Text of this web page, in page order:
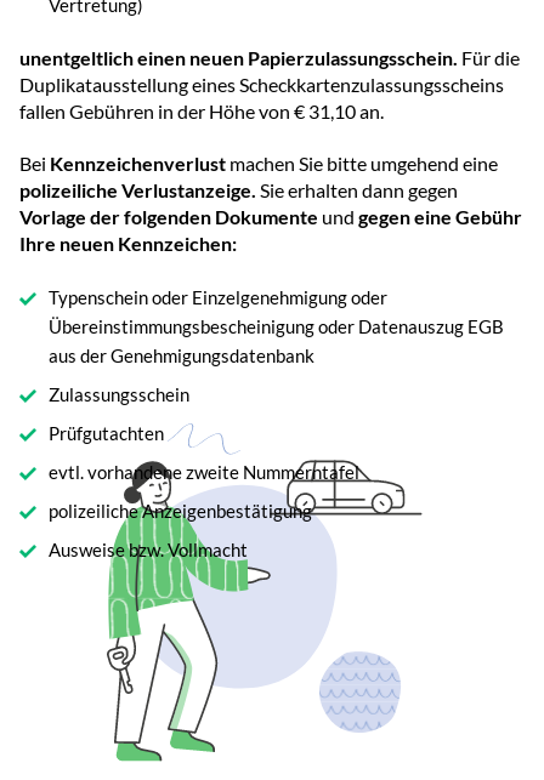
Vertretung)
unentgeltlich einen neuen Papierzulassungsschein. Für die
Duplikatausstellung eines Scheckkartenzulassungsscheins
fallen Gebühren in der Höhe von € 31,10 an.
Bei Kennzeichenverlust machen Sie bitte umgehend eine
polizeiliche Verlustanzeige. Sie erhalten dann gegen
Vorlage der folgenden Dokumente und gegen eine Gebühr
Ihre neuen Kennzeichen:
Typenschein oder Einzelgenehmigung oder
Übereinstimmungsbescheinigung oder Datenauszug EGB
aus der Genehmigungsdatenbank
Zulassungsschein
Prüfgutachten
evtl. vorhandene zweite Nummerntafel
polizeiliche Anzeigenbestätigung
Ausweise bzw. Vollmacht